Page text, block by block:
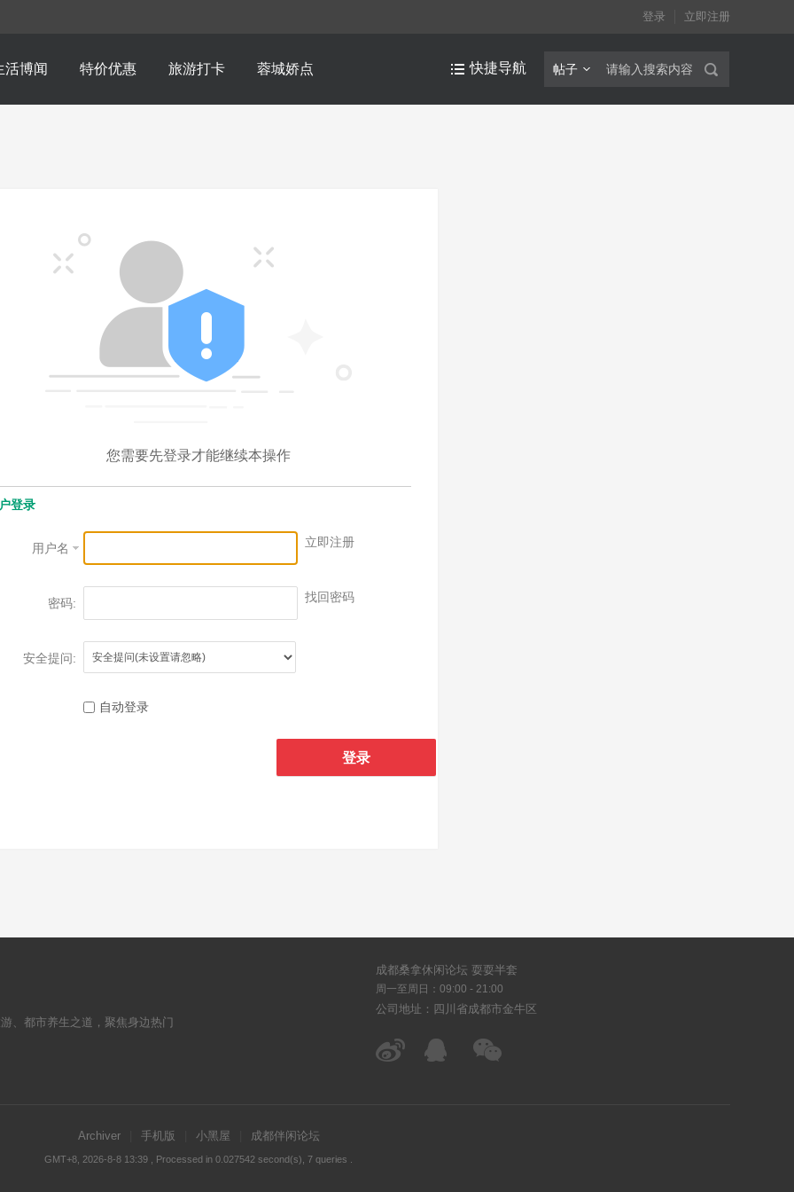
登录 立即注册
活博闻 特价优惠 旅游打卡 蓉城娇点 帖子
快捷导航
您需要先登录才能继续本操作
登录
用户名 立即注册
密码: 找回密码
安全提问:
自动登录
登录
成都桑拿休闲论坛 耍耍半套
周一至周日：09:00 - 21:00
公司地址：四川省成都市金牛区
、都市养生之道，聚焦身边热门
Archiver 手机版 小黑屋 成都伴闲论坛
GMT+8, 2026-8-8 13:39 , Processed in 0.027542 second(s), 7 queries .